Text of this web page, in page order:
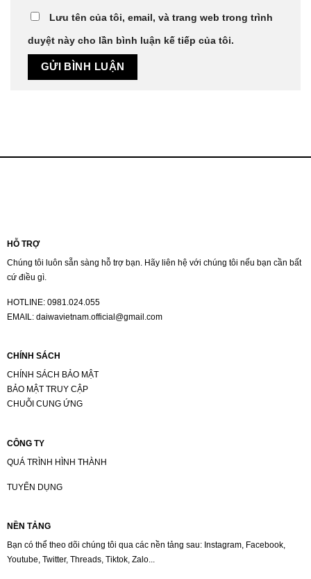
Lưu tên của tôi, email, và trang web trong trình
duyệt này cho lần bình luận kế tiếp của tôi.
HỖ TRỢ
Chúng tôi luôn sẵn sàng hỗ trợ bạn. Hãy liên hệ với chúng tôi nếu bạn cần bất
cứ điều gì.
HOTLINE: 0981.024.055
EMAIL: daiwavietnam.official@gmail.com
CHÍNH SÁCH
CHÍNH SÁCH BẢO MẬT
BẢO MẬT TRUY CẬP
CHUỖI CUNG ỨNG
CÔNG TY
QUÁ TRÌNH HÌNH THÀNH
TUYỂN DỤNG
NỀN TẢNG
Bạn có thể theo dõi chúng tôi qua các nền tảng sau: Instagram, Facebook,
Youtube, Twitter, Threads, Tiktok, Zalo...